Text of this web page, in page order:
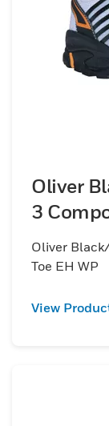
Oliver
3
Oliver
Toe EH WP
View